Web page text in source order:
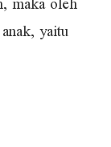
yaitu